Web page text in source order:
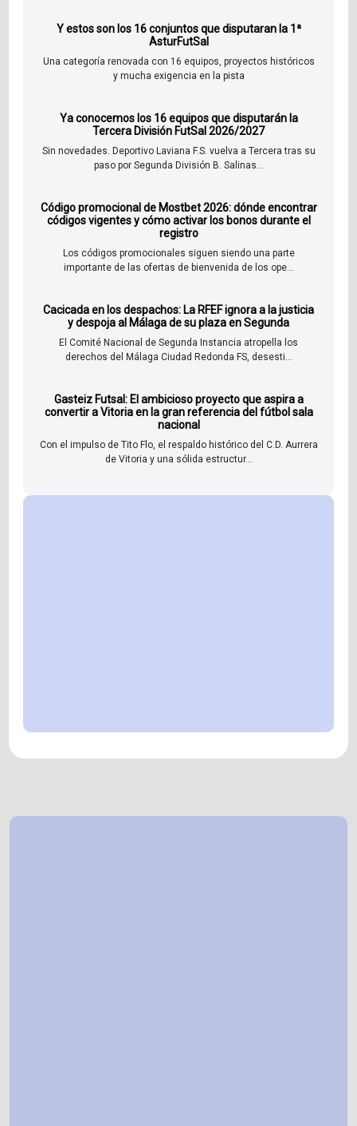
Y estos son los 16 conjuntos que disputaran la 1ª
AsturFutSal
Una categoría renovada con 16 equipos, proyectos históricos
y mucha exigencia en la pista
Ya conocemos los 16 equipos que disputarán la
Tercera División FutSal 2026/2027
Sin novedades. Deportivo Laviana F.S. vuelva a Tercera tras su
paso por Segunda División B. Salinas...
Código promocional de Mostbet 2026: dónde encontrar
códigos vigentes y cómo activar los bonos durante el
registro
Los códigos promocionales siguen siendo una parte
importante de las ofertas de bienvenida de los ope...
Cacicada en los despachos: La RFEF ignora a la justicia
y despoja al Málaga de su plaza en Segunda
El Comité Nacional de Segunda Instancia atropella los
derechos del Málaga Ciudad Redonda FS, desesti...
Gasteiz Futsal: El ambicioso proyecto que aspira a
convertir a Vitoria en la gran referencia del fútbol sala
nacional
Con el impulso de Tito Flo, el respaldo histórico del C.D. Aurrera
de Vitoria y una sólida estructur...